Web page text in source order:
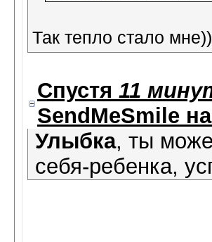
Так тепло стало
Спустя 11
SendMeSmile
Улыбка, ты
себя-ребенка,